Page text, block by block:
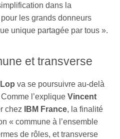
dans la
les grands donneurs
unique partagée par tous ».
et transverse
va se poursuivre au-delà
l’explique Vincent
chez IBM France, la finalité
« commune à l’ensemble
de rôles, et transverse